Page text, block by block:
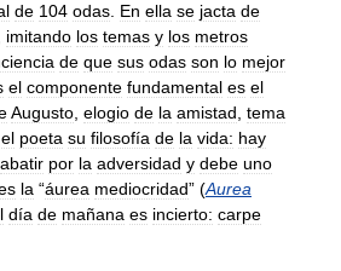
de 104 odas En ella se jacta de
imitando los temas y los metros
de que sus odas son lo mejor
el componente fundamental es el
Augusto elogio de la amistad tema
el poeta su filosofía de la vida: hay
abatir por la adversidad y debe uno
la “áurea mediocridad” (Aurea
día de mañana es incierto: carpe